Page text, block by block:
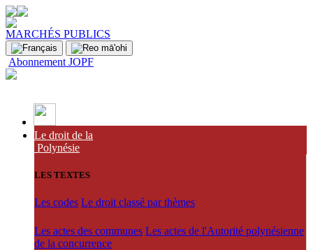
MARCHÉS PUBLICS
Abonnement JOPF
Le droit de la
Polynésie
LES TEXTES
Les codes Le droit classé par thèmes
Les actes des communes Les actes de l'Autorité polynésienne
de la concurrence